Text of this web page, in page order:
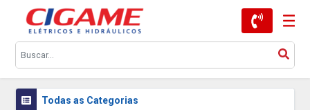
Todas as Categorias